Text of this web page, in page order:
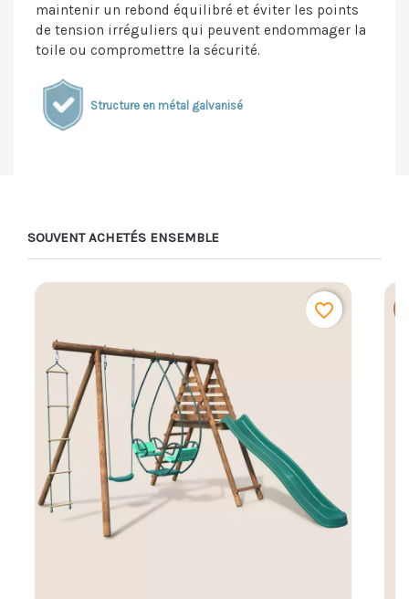
maintenir un rebond équilibré et éviter les points
de tension irréguliers qui peuvent endommager la
toile ou compromettre la sécurité.
Structure en métal galvanisé
SOUVENT ACHETÉS ENSEMBLE
favorite_border